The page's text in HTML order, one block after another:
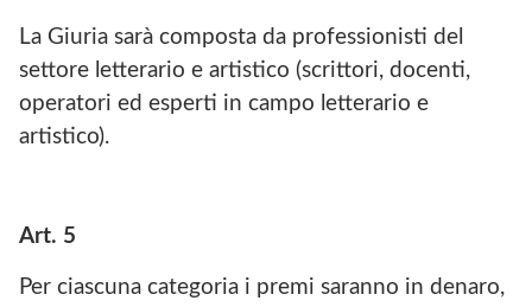
La Giuria sarà composta da professionisti del
settore letterario e artistico (scrittori, docenti,
operatori ed esperti in campo letterario e
artistico).
Art. 5
Per ciascuna categoria i premi saranno in denaro,